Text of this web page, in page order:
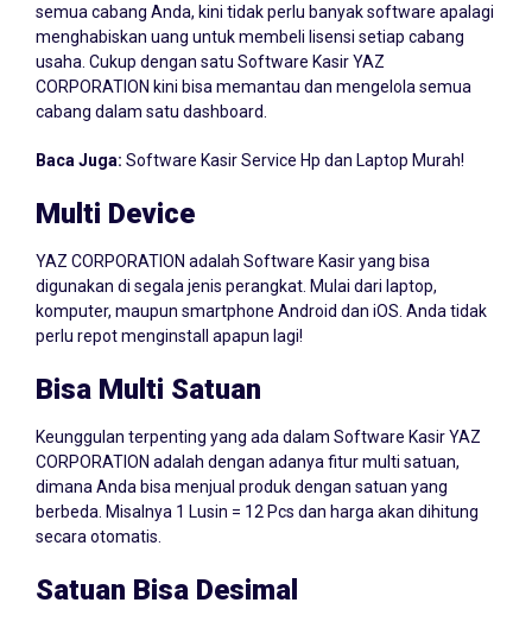
menghabiskan uang untuk membeli lisensi setiap cabang
usaha. Cukup dengan satu Software Kasir YAZ
CORPORATION kini bisa memantau dan mengelola semua
cabang dalam satu dashboard.
digunakan di segala jenis perangkat. Mulai dari laptop,
komputer, maupun smartphone Android dan iOS. Anda tidak
perlu repot menginstall apapun lagi!
CORPORATION adalah dengan adanya fitur multi satuan,
dimana Anda bisa menjual produk dengan satuan yang
berbeda. Misalnya 1 Lusin = 12 Pcs dan harga akan dihitung
secara otomatis.